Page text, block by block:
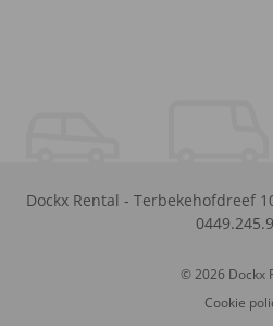
Dockx Rental - Terbekehofdreef
© 2026 Dockx
Cookie